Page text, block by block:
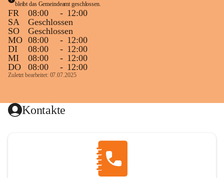
bleibt das Gemeindeamt geschlossen.
FR 08:00 - 12:00
SA
Geschlossen
SO
Geschlossen
MO 08:00 - 12:00
DI
08:00 - 12:00
MI
08:00 - 12:00
DO
08:00 - 12:00
Zuletzt bearbeitet: 07.07.2025
Kontakte